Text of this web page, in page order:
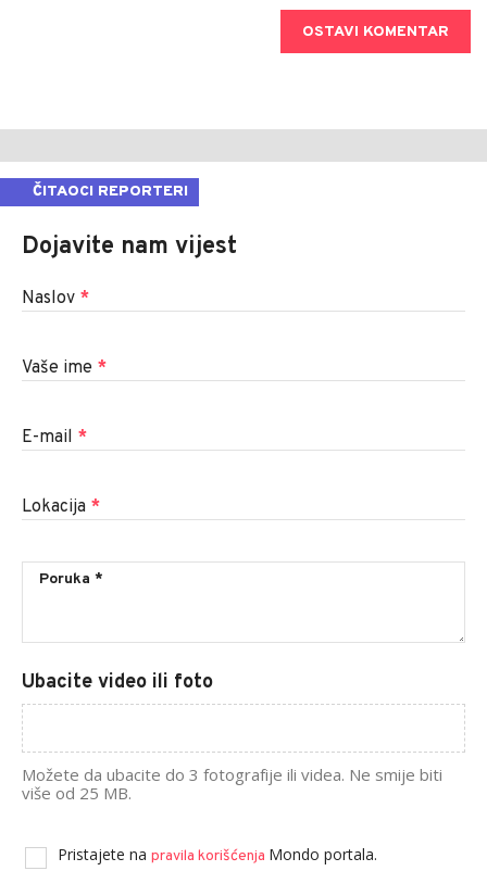
OSTAVI KOMENTAR
ČITAOCI REPORTERI
Dojavite nam vijest
Naslov *
Vaše ime *
E-mail *
Lokacija *
Ubacite video ili foto
Možete da ubacite do 3 fotografije ili videa. Ne smije biti
više od 25 MB.
Pristajete na pravila korišćenja Mondo portala.